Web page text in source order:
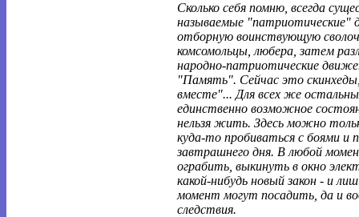
Сколько себя помню, всегда
называемые "патриотические"
отборную воинствующую
комсомольцы, любера, затем
народно-патриотические
"Память". Сейчас это
вместе"... Для всех же
единственно возможное
нельзя жить. Здесь можно
куда-то пробиваться с боями и
завтрашнего дня. В любой
ограбить, выкинуть в окно
какой-нибудь новый закон - и
момент могут посадить, да и
следствия.